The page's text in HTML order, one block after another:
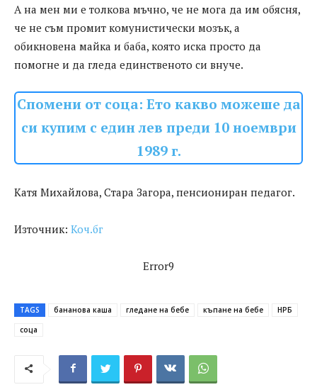
А на мен ми е толкова мъчно, че не мога да им обясня,
че не съм промит комунистически мозък, а
обикновена майка и баба, която иска просто да
помогне и да гледа единственото си внуче.
Спомени от соца: Ето какво можеше да
си купим с един лев преди 10 ноември
1989 г.
Катя Михайлова, Стара Загора, пенсиониран педагог.
Източник: Коч.бг
Error9
TAGS бананова каша гледане на бебе къпане на бебе
НРБ
соца